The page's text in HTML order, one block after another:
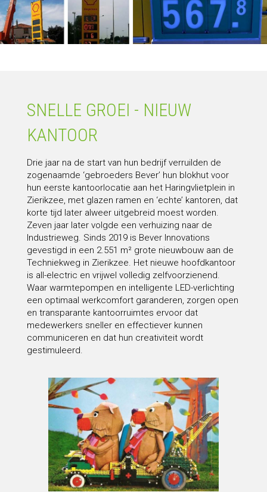
SNELLE GROEI - NIEUW
KANTOOR
Drie jaar na de start van hun bedrijf verruilden de
zogenaamde ‘gebroeders Bever’ hun blokhut voor
hun eerste kantoorlocatie aan het Haringvlietplein in
Zierikzee, met glazen ramen en ‘echte’ kantoren, dat
korte tijd later alweer uitgebreid moest worden.
Zeven jaar later volgde een verhuizing naar de
Industrieweg. Sinds 2019 is Bever Innovations
gevestigd in een 2.551 m² grote nieuwbouw aan de
Techniekweg in Zierikzee. Het nieuwe hoofdkantoor
is all-electric en vrijwel volledig zelfvoorzienend.
Waar warmtepompen en intelligente LED-verlichting
een optimaal werkcomfort garanderen, zorgen open
en transparante kantoorruimtes ervoor dat
medewerkers sneller en effectiever kunnen
communiceren en dat hun creativiteit wordt
gestimuleerd.